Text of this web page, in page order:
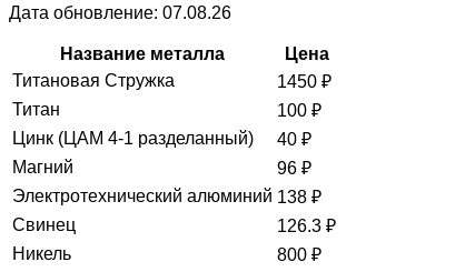
Дата обновление: 07.08.26
Название металла
Цена
Титановая Стружка
1450 ₽
Титан
100 ₽
Цинк (ЦАМ 4-1 разделанный)
40 ₽
Магний
96 ₽
Электротехнический алюминий 138 ₽
Свинец
126.3 ₽
Никель
800 ₽